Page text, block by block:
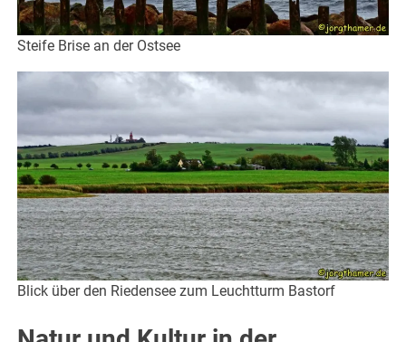
Steife Brise an der Ostsee
Blick über den Riedensee zum Leuchtturm Bastorf